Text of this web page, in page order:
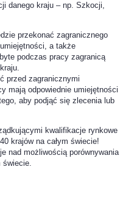
danego kraju – np. Szkocji,
przekonać zagranicznego
a także
podczas pracy zagranicą
przed zagranicznymi
mają odpowiednie umiejętności
aby podjąć się zlecenia lub
kwalifikacje rynkowe
krajów na całym świecie!
nad możliwością porównywania
świecie.